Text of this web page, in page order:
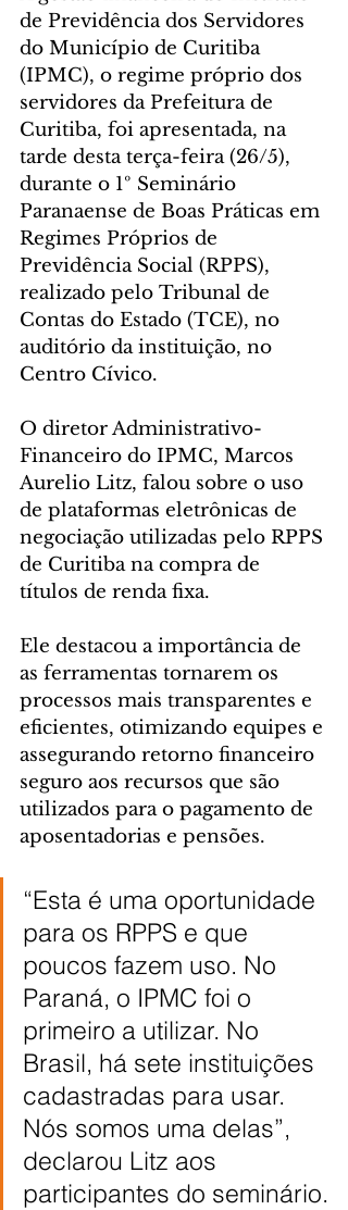
de Previdência dos Servidores
do Município de Curitiba
(IPMC), o regime próprio dos
servidores da Prefeitura de
Curitiba, foi apresentada, na
tarde desta terça-feira (26/5),
durante o 1º Seminário
Paranaense de Boas Práticas em
Regimes Próprios de
Previdência Social (RPPS),
realizado pelo Tribunal de
Contas do Estado (TCE), no
auditório da instituição, no
Centro Cívico.
O diretor Administrativo-
Financeiro do IPMC, Marcos
Aurelio Litz, falou sobre o uso
de plataformas eletrônicas de
negociação utilizadas pelo RPPS
de Curitiba na compra de
títulos de renda fixa.
Ele destacou a importância de
as ferramentas tornarem os
processos mais transparentes e
eficientes, otimizando equipes e
assegurando retorno financeiro
seguro aos recursos que são
utilizados para o pagamento de
aposentadorias e pensões.
“Esta é uma oportunidade
para os RPPS e que
poucos fazem uso. No
Paraná, o IPMC foi o
primeiro a utilizar. No
Brasil, há sete instituições
cadastradas para usar.
Nós somos uma delas”,
declarou Litz aos
participantes do seminário.